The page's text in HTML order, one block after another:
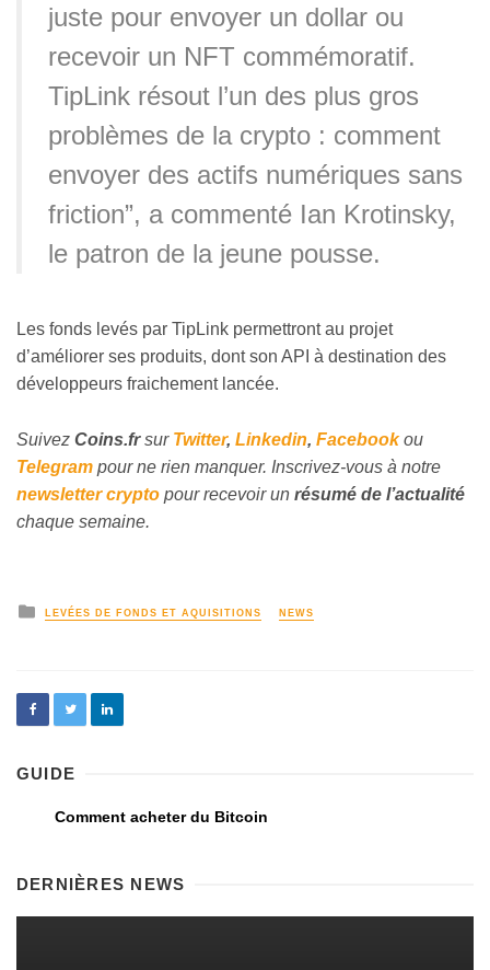
juste pour envoyer un dollar ou
recevoir un NFT commémoratif.
TipLink résout l’un des plus gros
problèmes de la crypto : comment
envoyer des actifs numériques sans
friction”, a commenté Ian Krotinsky,
le patron de la jeune pousse.
Les fonds levés par TipLink permettront au projet
d’améliorer ses produits, dont son API à destination des
développeurs fraichement lancée.
Suivez Coins.frsur Twitter, Linkedin, Facebookou
Telegram pour ne rien manquer. Inscrivez-vous à notre
newsletter crypto pour recevoir un résumé de l’actualité
chaque semaine.
LEVÉES DE FONDS ET AQUISITIONS NEWS
GUIDE
Comment acheter du Bitcoin
DERNIÈRES NEWS